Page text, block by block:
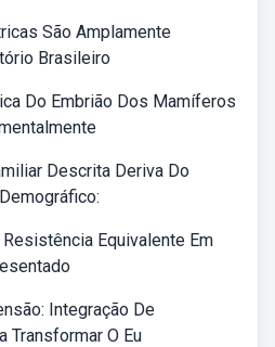
São Amplamente
Brasileiro
Do Embrião Dos Mamíferos
Descrita Deriva Do
Equivalente Em
Integração De
Transformar O Eu